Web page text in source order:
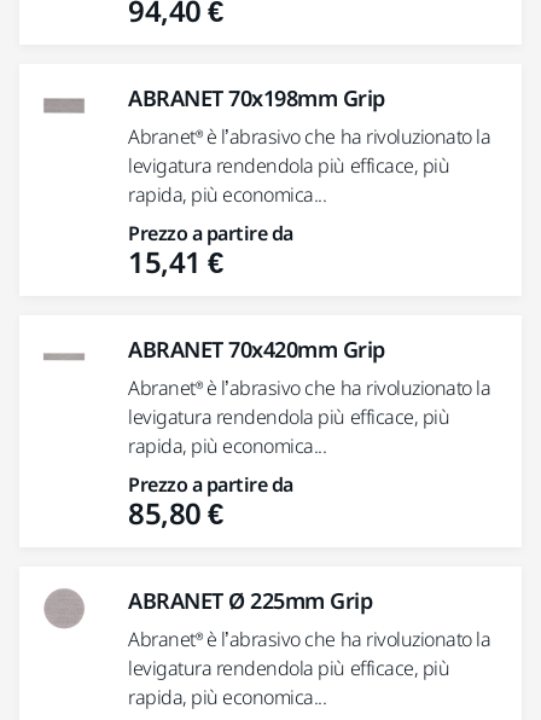
94,40 €
ABRANET 70x198mm Grip
Abranet® è l’abrasivo che ha rivoluzionato la
levigatura rendendola più efficace, più
rapida, più economica...
Prezzo a partire da
15,41 €
ABRANET 70x420mm Grip
Abranet® è l’abrasivo che ha rivoluzionato la
levigatura rendendola più efficace, più
rapida, più economica...
Prezzo a partire da
85,80 €
ABRANET Ø 225mm Grip
Abranet® è l’abrasivo che ha rivoluzionato la
levigatura rendendola più efficace, più
rapida, più economica...